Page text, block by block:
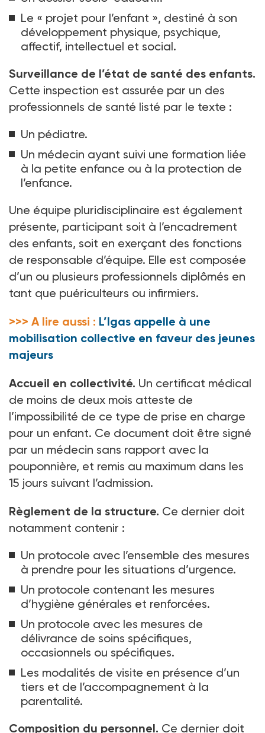
Le « projet pour l’enfant », destiné à son
développement physique, psychique,
affectif, intellectuel et social.
Surveillance de l’état de santé des enfants.
Cette inspection est assurée par un des
professionnels de santé listé par le texte :
Un pédiatre.
Un médecin ayant suivi une formation liée
à la petite enfance ou à la protection de
l’enfance.
Une équipe pluridisciplinaire est également
présente, participant soit à l’encadrement
des enfants, soit en exerçant des fonctions
de responsable d’équipe. Elle est composée
d’un ou plusieurs professionnels diplômés en
tant que puériculteurs ou infirmiers.
>>> A lire aussi : L’Igas appelle à une
mobilisation collective en faveur des jeunes
majeurs
Accueil en collectivité. Un certificat médical
de moins de deux mois atteste de
l’impossibilité de ce type de prise en charge
pour un enfant. Ce document doit être signé
par un médecin sans rapport avec la
pouponnière, et remis au maximum dans les
15 jours suivant l’admission.
Règlement de la structure. Ce dernier doit
notamment contenir :
Un protocole avec l’ensemble des mesures
à prendre pour les situations d’urgence.
Un protocole contenant les mesures
d’hygiène générales et renforcées.
Un protocole avec les mesures de
délivrance de soins spécifiques,
occasionnels ou spécifiques.
Les modalités de visite en présence d’un
tiers et de l’accompagnement à la
parentalité.
Composition du personnel. Ce dernier doit